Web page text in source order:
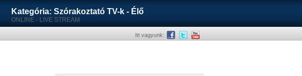
Kategória: Szórakoztató TV-k - Élő
ONLINE - LIVE STREAM
Itt vagyunk: